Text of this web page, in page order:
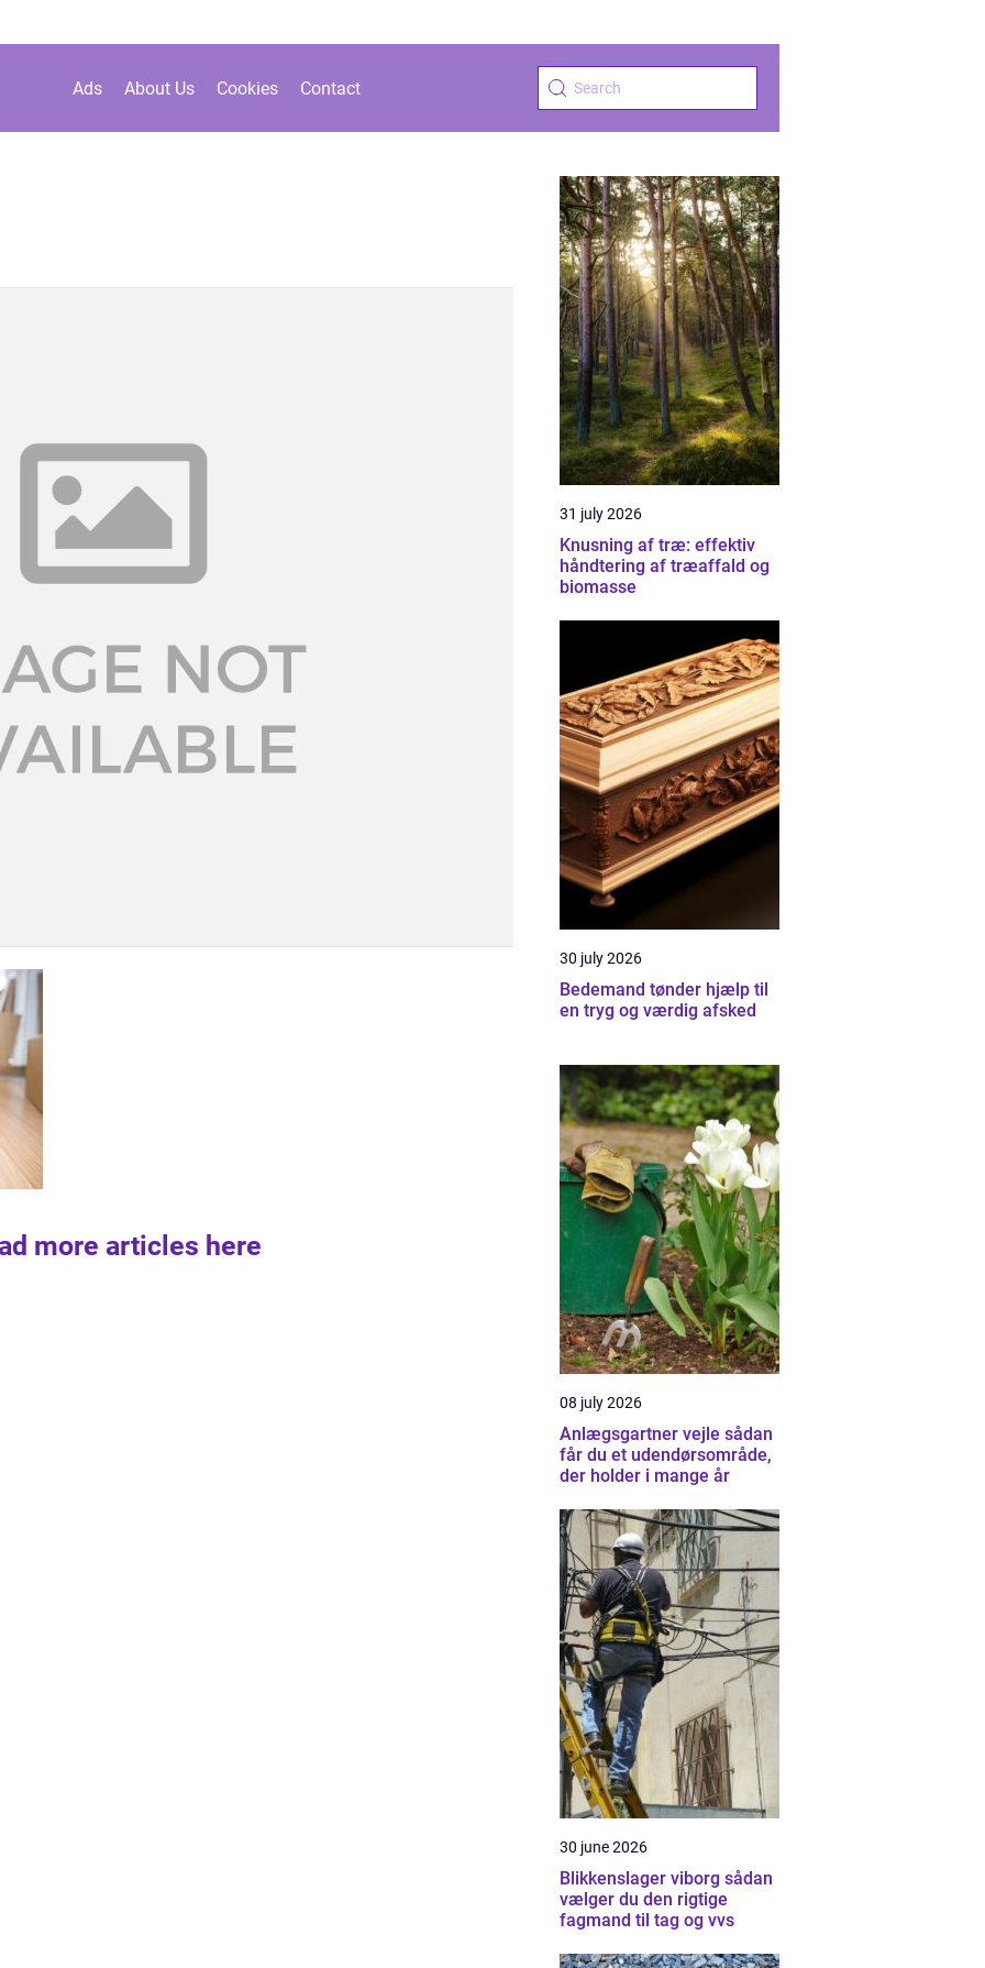
Ads About Us Cookies Contact
more articles here
31 july 2026
Knusning af træ: effektiv
håndtering af træaffald og
biomasse
30 july 2026
Bedemand tønder hjælp til
en tryg og værdig afsked
08 july 2026
Anlægsgartner vejle sådan
får du et udendørsområde,
der holder i mange år
30 june 2026
Blikkenslager viborg sådan
vælger du den rigtige
fagmand til tag og vvs